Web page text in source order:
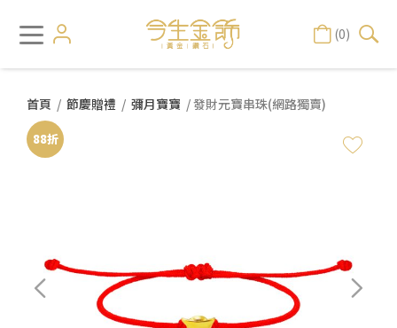
(0)
首頁 / 節慶贈禮 / 彌月寶寶 / 發財元寶串珠(網路獨賣)
88折